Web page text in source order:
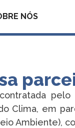
NÓS
Clima, em
Ambiente),